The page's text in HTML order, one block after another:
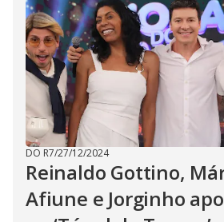
DO R7/27/12/2024
Reinaldo Gottino,
Afiune e Jorginho